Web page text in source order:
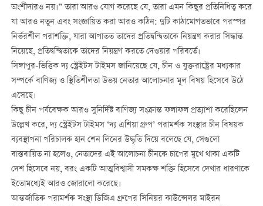
অংশীদারও নয়।” তারা আরও যোগ করেছে যে, তারা এমন কিছুর প্রতিনিধিত্ব করে
যা আরও নতুন এবং সংজ্ঞায়িত করা আরও কঠিন: দুটি কাঠামোগতভাবে পরস্পর
নির্ভরশীল পরাশক্তি, যারা আপাতত তাদের প্রতিদ্বন্দ্বিতাকে নিয়ন্ত্রণ করার সিদ্ধান্ত
নিয়েছে, প্রতিদ্বন্দ্বিতাকে তাদের নিয়ন্ত্রণ করতে দেওয়ার পরিবর্তে।
সিঙ্গাপুর-ভিত্তিক দ্য স্ট্রেইটস টাইমস জানিয়েছে যে, চীন ও যুক্তরাষ্ট্রের মধ্যকার
সম্পর্কে বাণিজ্য ও স্থিতিশীলতা উভয় নেতার আলোচনার মূল বিষয় হিসেবে উঠে
এসেছে।
কিছু চীন পর্যবেক্ষক আরও সুনির্দিষ্ট বাণিজ্য সংক্রান্ত ফলাফল প্রত্যাশা করেছিলেন
উল্লেখ করে, দ্য স্ট্রেইটস টাইমস ‘দ্য এশিয়া গ্রুপ’ পরামর্শক সংস্থার চীন বিষয়ক
ব্যবস্থাপনা পরিচালক হান শেন লিনের উদ্ধৃতি দিয়ে বলেছে যে, সেগুলো
বাস্তবায়িত না হলেও, নেতাদের এই আলোচনা চীনকে চাপের মুখে থাকা একটি
দেশ হিসেবে নয়, বরং একটি আত্মবিশ্বাসী সমকক্ষ শক্তি হিসেবে দেখার ধারণাকে
ইতোমধ্যেই আরও জোরালো করেছে।
আন্তর্জাতিক পরামর্শক সংস্থা ডিজিএ গ্রুপের সিনিয়র কাউন্সেলর মাইরন